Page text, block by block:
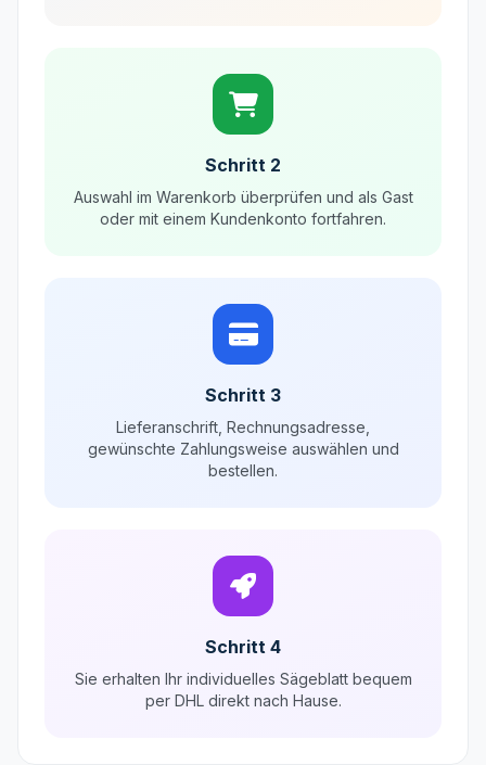
Schritt 2
Auswahl im Warenkorb überprüfen und als Gast
oder mit einem Kundenkonto fortfahren.
Schritt 3
Lieferanschrift, Rechnungsadresse,
gewünschte Zahlungsweise auswählen und
bestellen.
Schritt 4
Sie erhalten Ihr individuelles Sägeblatt bequem
per DHL direkt nach Hause.